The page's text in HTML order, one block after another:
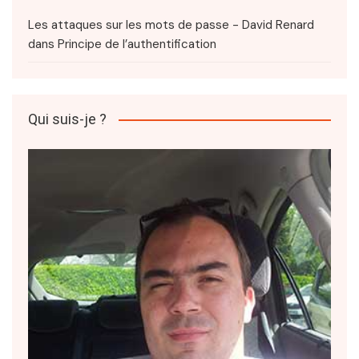
Les attaques sur les mots de passe - David Renard
dans Principe de l’authentification
Qui suis-je ?